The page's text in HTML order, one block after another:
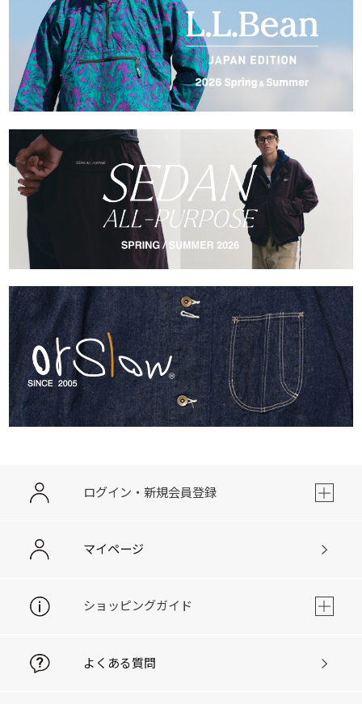
ログイン・新規会員登録
マイページ
ショッピングガイド
よくある質問